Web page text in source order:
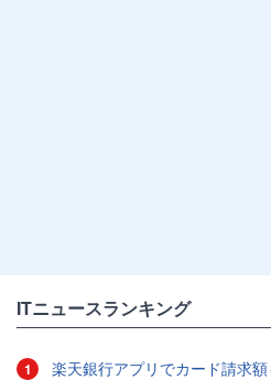
ITニュースランキング
1 楽天銀行アプリでカード請求額